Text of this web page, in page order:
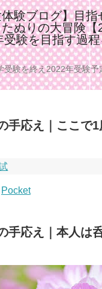
験ブログ】目指
ぬりの大冒険【
受験を目指す過
受験を終え2022年受験予
手応え｜ここで
Pocket
手応え｜本人は